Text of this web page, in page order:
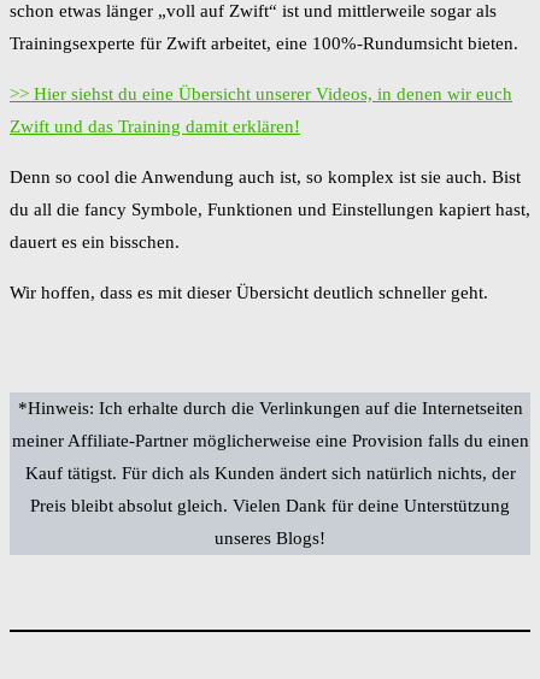
schon etwas länger „voll auf Zwift“ ist und mittlerweile sogar als
Trainingsexperte für Zwift arbeitet, eine 100%-Rundumsicht bieten.
>> Hier siehst du eine Übersicht unserer Videos, in denen wir euch
Zwift und das Training damit erklären!
Denn so cool die Anwendung auch ist, so komplex ist sie auch. Bist
du all die fancy Symbole, Funktionen und Einstellungen kapiert hast,
dauert es ein bisschen.
Wir hoffen, dass es mit dieser Übersicht deutlich schneller geht.
*Hinweis: Ich erhalte durch die Verlinkungen auf die Internetseiten
meiner Affiliate-Partner möglicherweise eine Provision falls du einen
Kauf tätigst. Für dich als Kunden ändert sich natürlich nichts, der
Preis bleibt absolut gleich. Vielen Dank für deine Unterstützung
unseres Blogs!